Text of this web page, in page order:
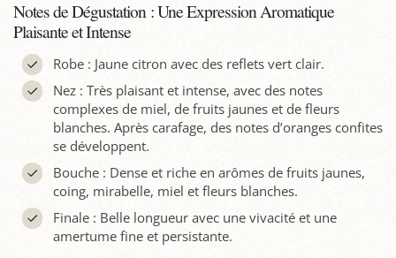
Notes de Dégustation : Une Expression Aromatique
Plaisante et Intense
Robe : Jaune citron avec des reflets vert clair.
Nez : Très plaisant et intense, avec des notes
complexes de miel, de fruits jaunes et de fleurs
blanches. Après carafage, des notes d’oranges confites
se développent.
Bouche : Dense et riche en arômes de fruits jaunes,
coing, mirabelle, miel et fleurs blanches.
Finale : Belle longueur avec une vivacité et une
amertume fine et persistante.